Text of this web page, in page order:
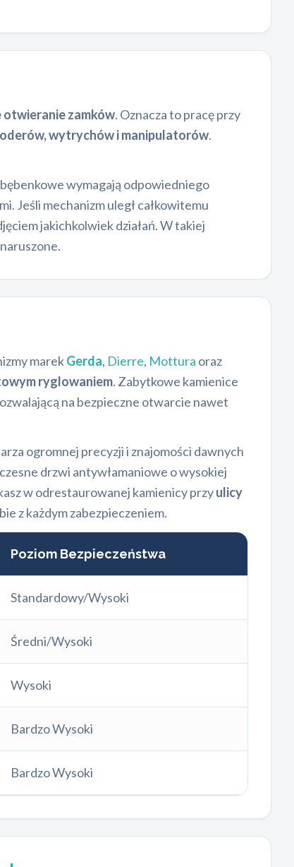
otwieranie zamków. Oznacza to pracę przy
wytrychów i manipulatorów.
wymagają odpowiedniego
Jeśli mechanizm uległ całkowitemu
jakichkolwiek działań. W takiej
marekGerda, Dierre, Mottura oraz
ryglowaniem. Zabytkowe kamienice
na bezpieczne otwarcie nawet
ogromnej precyzji i znajomości dawnych
drzwi antywłamaniowe o wysokiej
w odrestaurowanej kamienicy przyulicy
z każdym zabezpieczeniem.
Poziom Bezpieczeństwa
Standardowy/Wysoki
Średni/Wysoki
Wysoki
Bardzo Wysoki
Bardzo Wysoki